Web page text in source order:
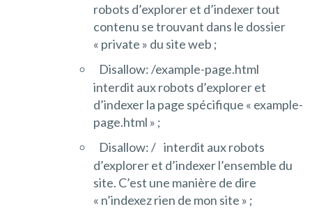
robots d’explorer et d’indexer tout
contenu se trouvant dans le dossier
« private » du site web ;
Disallow: /example-page.html
interdit aux robots d’explorer et
d’indexer la page spécifique « example-
page.html » ;
Disallow: / interdit aux robots
d’explorer et d’indexer l’ensemble du
site. C’est une manière de dire
« n’indexez rien de mon site » ;